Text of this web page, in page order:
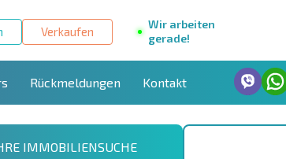
Verkaufen
Wir arbeiten
gerade!
Rückmeldungen Kontakt
IMMOBILIENSUCHE